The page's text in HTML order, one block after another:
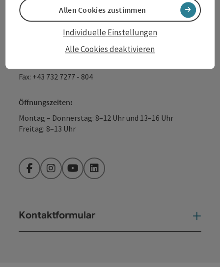
+43 732 7277 - 888
info@donauregion.at
Fax: +43 732 7277 - 804
Öffnungszeiten:
Montag – Donnerstag: 8–12 Uhr und 13–16 Uhr
Freitag: 8–13 Uhr
FacebookInstagramYouTubeLinkedIn
Kontaktformular
Alle Cookies deaktivieren
Individuelle Einstellungen
Allen Cookies zustimmen